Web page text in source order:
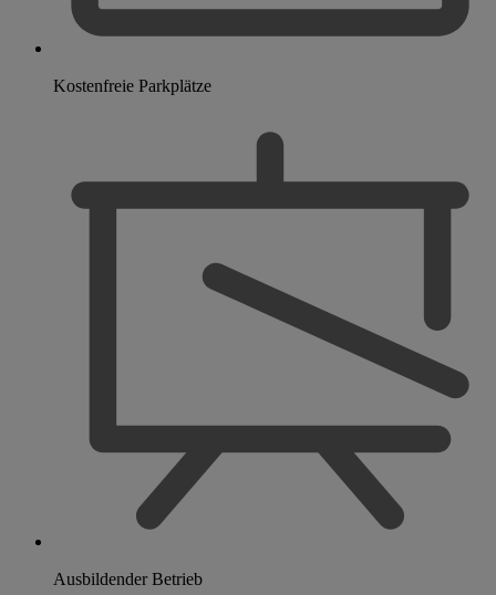
Kostenfreie Parkplätze
Ausbildender Betrieb